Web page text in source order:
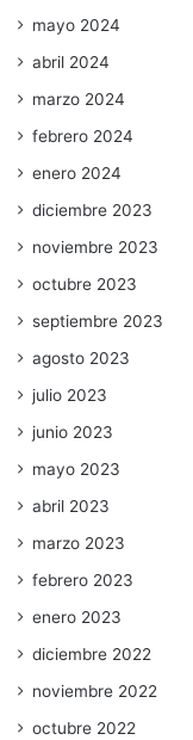
mayo 2024
abril 2024
marzo 2024
febrero 2024
enero 2024
diciembre 2023
noviembre 2023
octubre 2023
septiembre 2023
agosto 2023
julio 2023
junio 2023
mayo 2023
abril 2023
marzo 2023
febrero 2023
enero 2023
diciembre 2022
noviembre 2022
octubre 2022